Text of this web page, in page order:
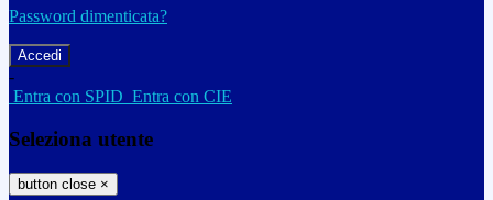
Password dimenticata?
-
Entra con SPID Entra con CIE
Seleziona utente
button close ×